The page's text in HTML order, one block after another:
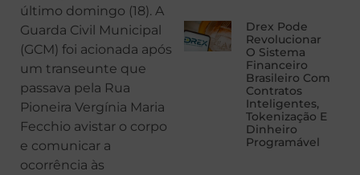
último domingo (18). A
Guarda Civil Municipal
(GCM) foi acionada após
um transeunte que
passava pela Rua
Pioneira Vergínia Maria
Fecchio avistar o corpo
e comunicar a
ocorrência às
Drex Pode
Revolucionar
O Sistema
Financeiro
Brasileiro Com
Contratos
Inteligentes,
Tokenização E
Dinheiro
Programável